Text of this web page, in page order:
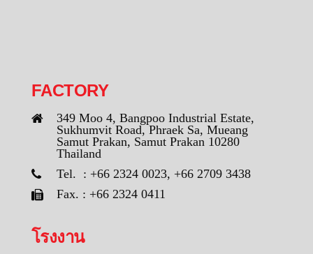
FACTORY
349 Moo 4, Bangpoo Industrial Estate,
Sukhumvit Road, Phraek Sa, Mueang
Samut Prakan, Samut Prakan 10280
Thailand
Tel. : +66 2324 0023, +66 2709 3438
Fax. : +66 2324 0411
โรงงาน